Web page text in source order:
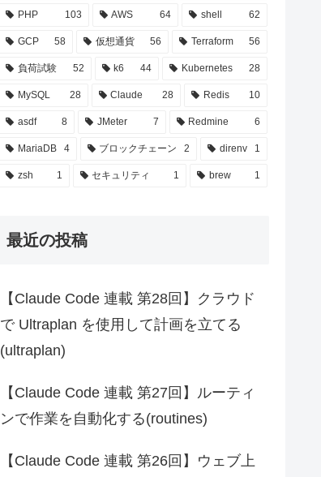
PHP 103 AWS 64 shell 62
GCP 58 仮想通貨 56 Terraform 56
負荷試験 52 k6 44 Kubernetes 28
MySQL 28 Claude 28 Redis 10
asdf 8 JMeter 7 Redmine 6
MariaDB 4 ブロックチェーン 2 direnv 1
zsh 1 セキュリティ 1 brew 1
最近の投稿
【Claude Code 連載 第28回】クラウド
で Ultraplan を使用して計画を立てる
(ultraplan)
【Claude Code 連載 第27回】ルーティ
ンで作業を自動化する(routines)
【Claude Code 連載 第26回】ウェブ上